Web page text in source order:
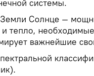
системы.
Солнце —
и тепло,
важнейшие